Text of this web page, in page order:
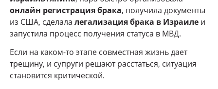
онлайн регистрация брака, получила документы
из США, сделала легализация брака в Израиле и
запустила процесс получения статуса в МВД.
Если на каком-то этапе совместная жизнь дает
трещину, и супруги решают расстаться, ситуация
становится критической.